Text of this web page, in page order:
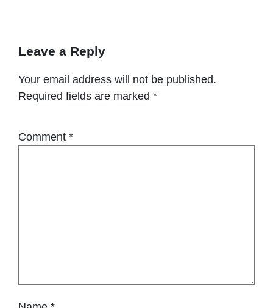
Leave a Reply
Your email address will not be published.
Required fields are marked *
Comment *